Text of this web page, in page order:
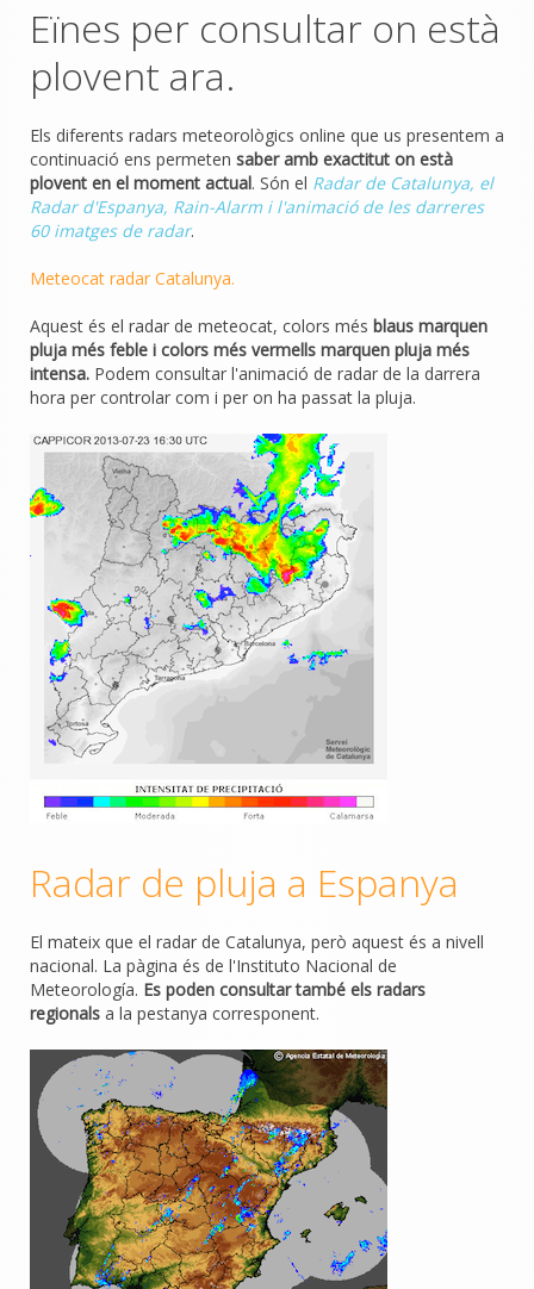
Eïnes per consultar on està
plovent ara.
Els diferents radars meteorològics online que us presentem a
continuació ens permeten saber amb exactitut on està
plovent en el moment actual. Són el Radar de Catalunya, el
Radar d'Espanya, Rain-Alarm i l'animació de les darreres
60 imatges de radar.
Meteocat radar Catalunya.
Aquest és el radar de meteocat, colors més blaus marquen
pluja més feble i colors més vermells marquen pluja més
intensa. Podem consultar l'animació de radar de la darrera
hora per controlar com i per on ha passat la pluja.
Radar de pluja a Espanya
El mateix que el radar de Catalunya, però aquest és a nivell
nacional. La pàgina és de l'Instituto Nacional de
Meteorología. Es poden consultar també els radars
regionals a la pestanya corresponent.